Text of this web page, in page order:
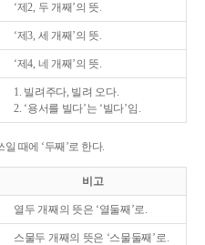
‘제2, 두 개째’의 뜻.
‘제3, 세 개째’의 뜻.
‘제4, 네 개째’의 뜻.
1. 빌려주다, 빌려 오다.
2. ‘용서를 빌다’는 ‘빌다’임.
때에 ‘두째’로 한다.
비고
열두 개째의 뜻은 ‘열둘째’로.
스물두 개째의 뜻은 ‘스물둘째’로.